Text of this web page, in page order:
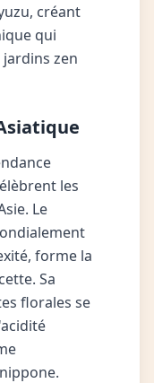
créant
qui
zen
les
Le
forme la
Sa
florales se